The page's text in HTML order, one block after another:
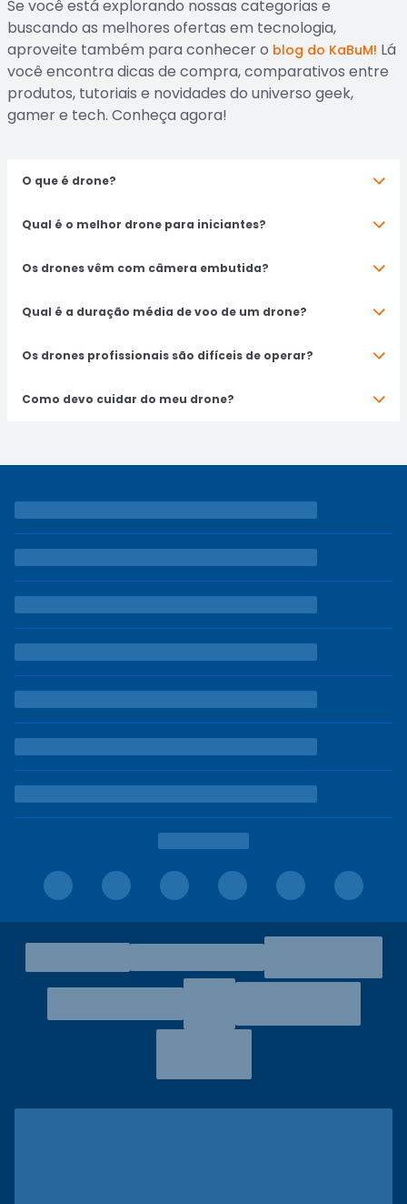
Se você está explorando nossas categorias e
buscando as melhores ofertas em tecnologia,
aproveite também para conhecer o blog do KaBuM! Lá
você encontra dicas de compra, comparativos entre
produtos, tutoriais e novidades do universo geek,
gamer e tech. Conheça agora!
O que é drone?
Qual é o melhor drone para iniciantes?
Os drones vêm com câmera embutida?
Qual é a duração média de voo de um drone?
Os drones profissionais são difíceis de operar?
Como devo cuidar do meu drone?